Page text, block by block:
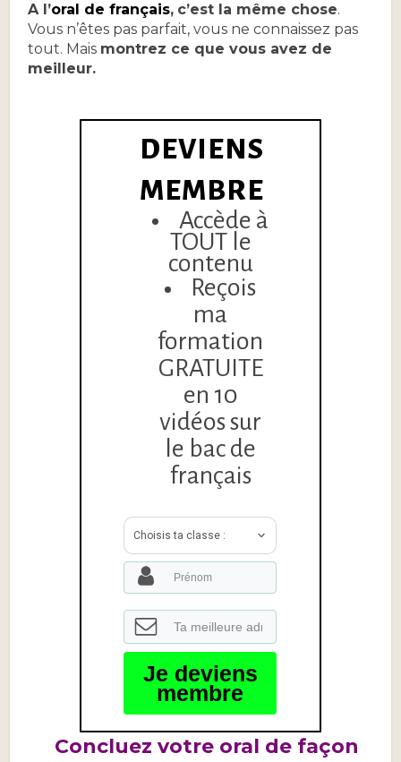
A l’oral de français, c’est la même chose.
Vous n’êtes pas parfait, vous ne connaissez pas
tout. Mais montrez ce que vous avez de
meilleur.
DEVIENS
MEMBRE
Accède à
TOUT le
contenu
Reçois
ma
formation
GRATUITE
en 10
vidéos sur
le bac de
français
Choisis ta classe :
Je deviens
membre
Concluez votre oral de façon